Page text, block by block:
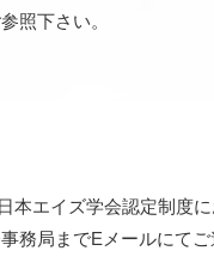
照下さい。
本エイズ学会認定制度
務局までEメールにてご